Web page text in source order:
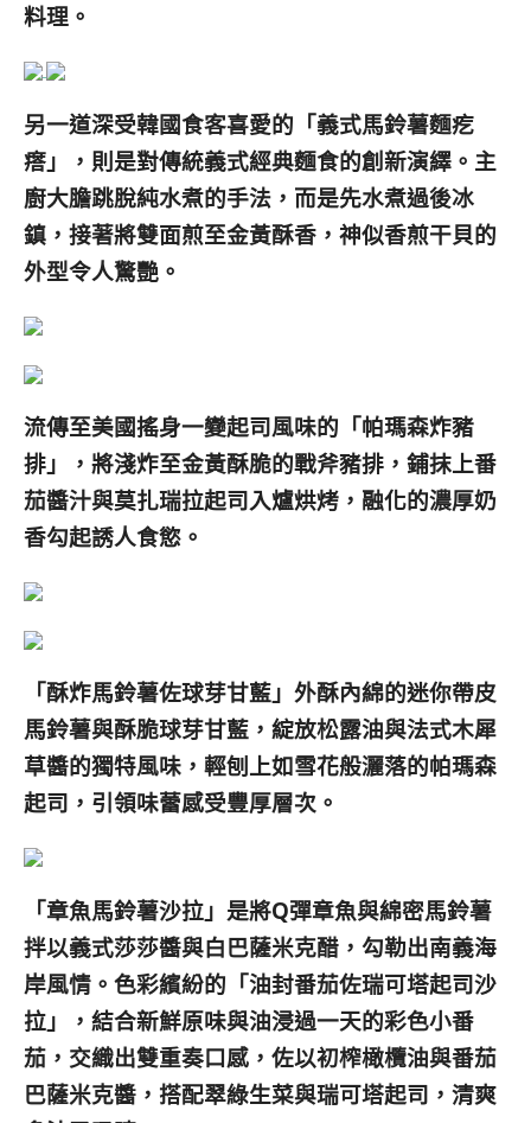
料理。
另一道深受韓國食客喜愛的「義式馬鈴薯麵疙
瘩」，則是對傳統義式經典麵食的創新演繹。主
廚大膽跳脫純水煮的手法，而是先水煮過後冰
鎮，接著將雙面煎至金黃酥香，神似香煎干貝的
外型令人驚艷。
流傳至美國搖身一變起司風味的「帕瑪森炸豬
排」，將淺炸至金黃酥脆的戰斧豬排，鋪抹上番
茄醬汁與莫扎瑞拉起司入爐烘烤，融化的濃厚奶
香勾起誘人食慾。
「酥炸馬鈴薯佐球芽甘藍」外酥內綿的迷你帶皮
馬鈴薯與酥脆球芽甘藍，綻放松露油與法式木犀
草醬的獨特風味，輕刨上如雪花般灑落的帕瑪森
起司，引領味蕾感受豐厚層次。
「章魚馬鈴薯沙拉」是將Q彈章魚與綿密馬鈴薯
拌以義式莎莎醬與白巴薩米克醋，勾勒出南義海
岸風情。色彩繽紛的「油封番茄佐瑞可塔起司沙
拉」，結合新鮮原味與油浸過一天的彩色小番
茄，交織出雙重奏口感，佐以初榨橄欖油與番茄
巴薩米克醬，搭配翠綠生菜與瑞可塔起司，清爽